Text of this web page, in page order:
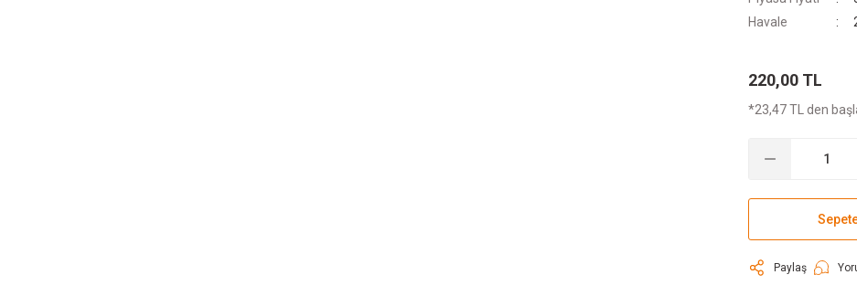
Havale
220,00 TL
*23,47 TL den
Paylaş